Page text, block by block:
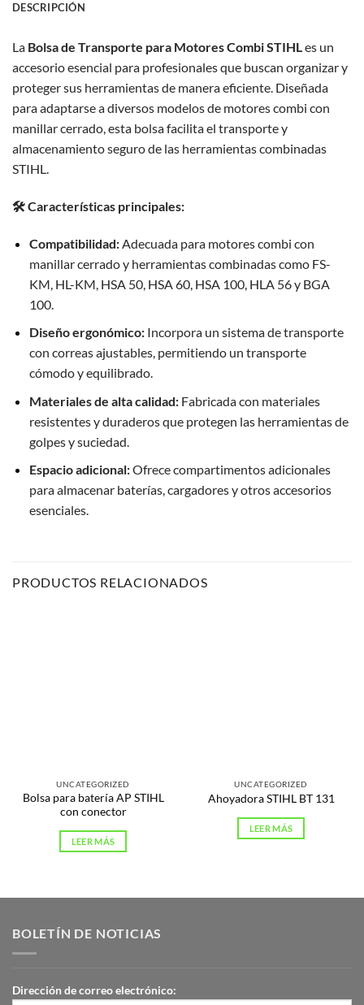
DESCRIPCIÓN
La Bolsa de Transporte para Motores Combi STIHLes un
accesorio esencial para profesionales que buscan organizar y
proteger sus herramientas de manera eficiente. Diseñada
para adaptarse a diversos modelos de motores combi con
manillar cerrado, esta bolsa facilita el transporte y
almacenamiento seguro de las herramientas combinadas
STIHL.
🛠️ Características principales:
Compatibilidad:Adecuada para motores combi con
manillar cerrado y herramientas combinadas como FS-
KM, HL-KM, HSA 50, HSA 60, HSA 100, HLA 56 y BGA
100.
Diseño ergonómico:Incorpora un sistema de transporte
con correas ajustables, permitiendo un transporte
cómodo y equilibrado.
Materiales de alta calidad:Fabricada con materiales
resistentes y duraderos que protegen las herramientas de
golpes y suciedad.
Espacio adicional:Ofrece compartimentos adicionales
para almacenar baterías, cargadores y otros accesorios
esenciales.
PRODUCTOS RELACIONADOS
UNCATEGORIZED
Bolsa para batería AP STIHL
con conector
LEER MÁS
UNCATEGORIZED
Ahoyadora STIHL BT 131
LEER MÁS
BOLETÍN DE NOTICIAS
Dirección de correo electrónico: